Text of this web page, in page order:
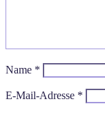
Name *
E-Mail-Adresse *